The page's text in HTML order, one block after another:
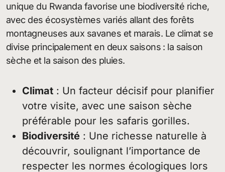
unique du Rwanda favorise une biodiversité riche,
avec des écosystèmes variés allant des forêts
montagneuses aux savanes et marais. Le climat se
divise principalement en deux saisons : la saison
sèche et la saison des pluies.
Climat : Un facteur décisif pour planifier
votre visite, avec une saison sèche
préférable pour les safaris gorilles.
Biodiversité : Une richesse naturelle à
découvrir, soulignant l’importance de
respecter les normes écologiques lors